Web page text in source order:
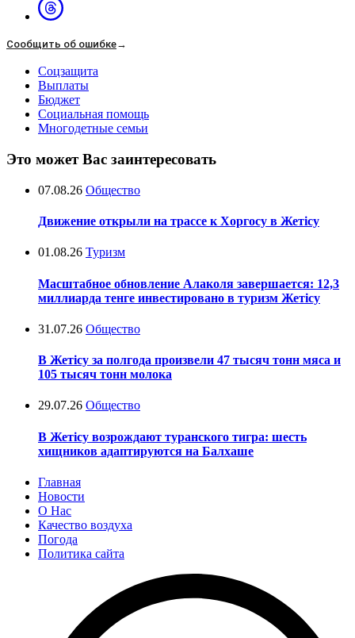
Сообщить об ошибке→
Соцзащита
Выплаты
Бюджет
Социальная помощь
Многодетные семьи
Это может Вас заинтересовать
07.08.26 Общество
Движение открыли на трассе к Хоргосу в Жетісу
01.08.26 Туризм
Масштабное обновление Алаколя завершается: 12,3
миллиарда тенге инвестировано в туризм Жетісу
31.07.26 Общество
В Жетісу за полгода произвели 47 тысяч тонн мяса и
105 тысяч тонн молока
29.07.26 Общество
В Жетісу возрождают туранского тигра: шесть
хищников адаптируются на Балхаше
Главная
Новости
О Нас
Качество воздуха
Погода
Политика сайта